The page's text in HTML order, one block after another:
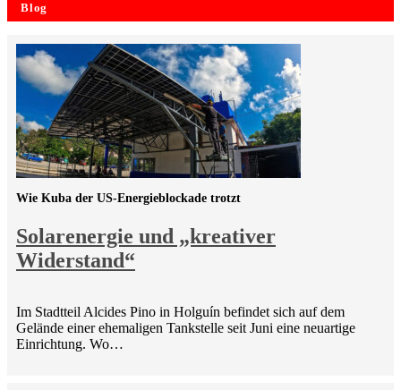
Blog
Solarenergie und „kreativer
Widerstand“
Wie Kuba der US-Energieblockade trotzt
Im Stadtteil Alcides Pino in Holguín befindet sich auf dem
Gelände einer ehemaligen Tankstelle seit Juni eine neuartige
Einrichtung. Wo…